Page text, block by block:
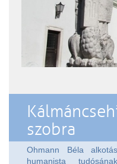
szobra
Ohmann Béla
humanista